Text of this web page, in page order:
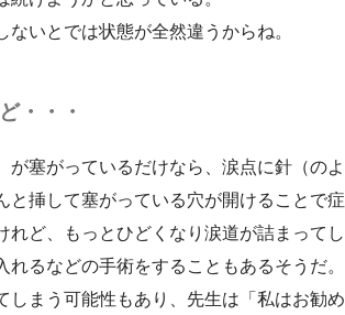
ないとでは状態が全然違うからね。
・・・
が塞がっているだけなら、涙点に針（のよ
と挿して塞がっている穴が開けることで症
れど、もっとひどくなり涙道が詰まってし
れるなどの手術をすることもあるそうだ。
しまう可能性もあり、先生は「私はお勧め